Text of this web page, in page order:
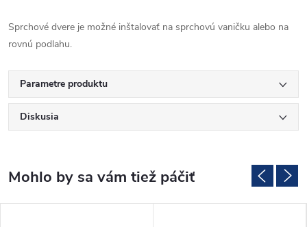
Sprchové dvere je možné inštalovať na sprchovú vaničku alebo na
rovnú podlahu.
Parametre produktu
Diskusia